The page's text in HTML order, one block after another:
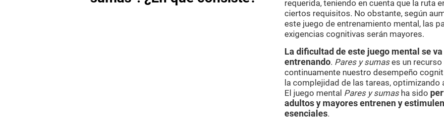
requerida, teniendo en cuenta que la ruta
ciertos requisitos. No obstante, según
este juego de entrenamiento mental, las
exigencias cognitivas serán mayores.
La dificultad de este juego mental se
entrenando. Pares y sumases un
continuamente nuestro desempeño
la complejidad de las tareas,
El juego mental Pares y sumasha sido
adultos y mayores entrenen y
esenciales.